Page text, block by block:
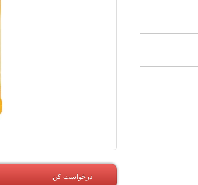
درخواست کن